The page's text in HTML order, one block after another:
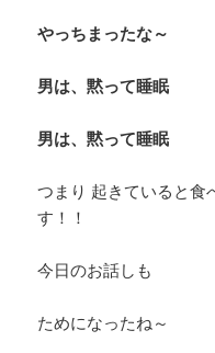
やっちまったな～
男は、黙って睡眠
男は、黙って睡眠
つまり 起きていると食
す！！
今日のお話しも
ためになったね～